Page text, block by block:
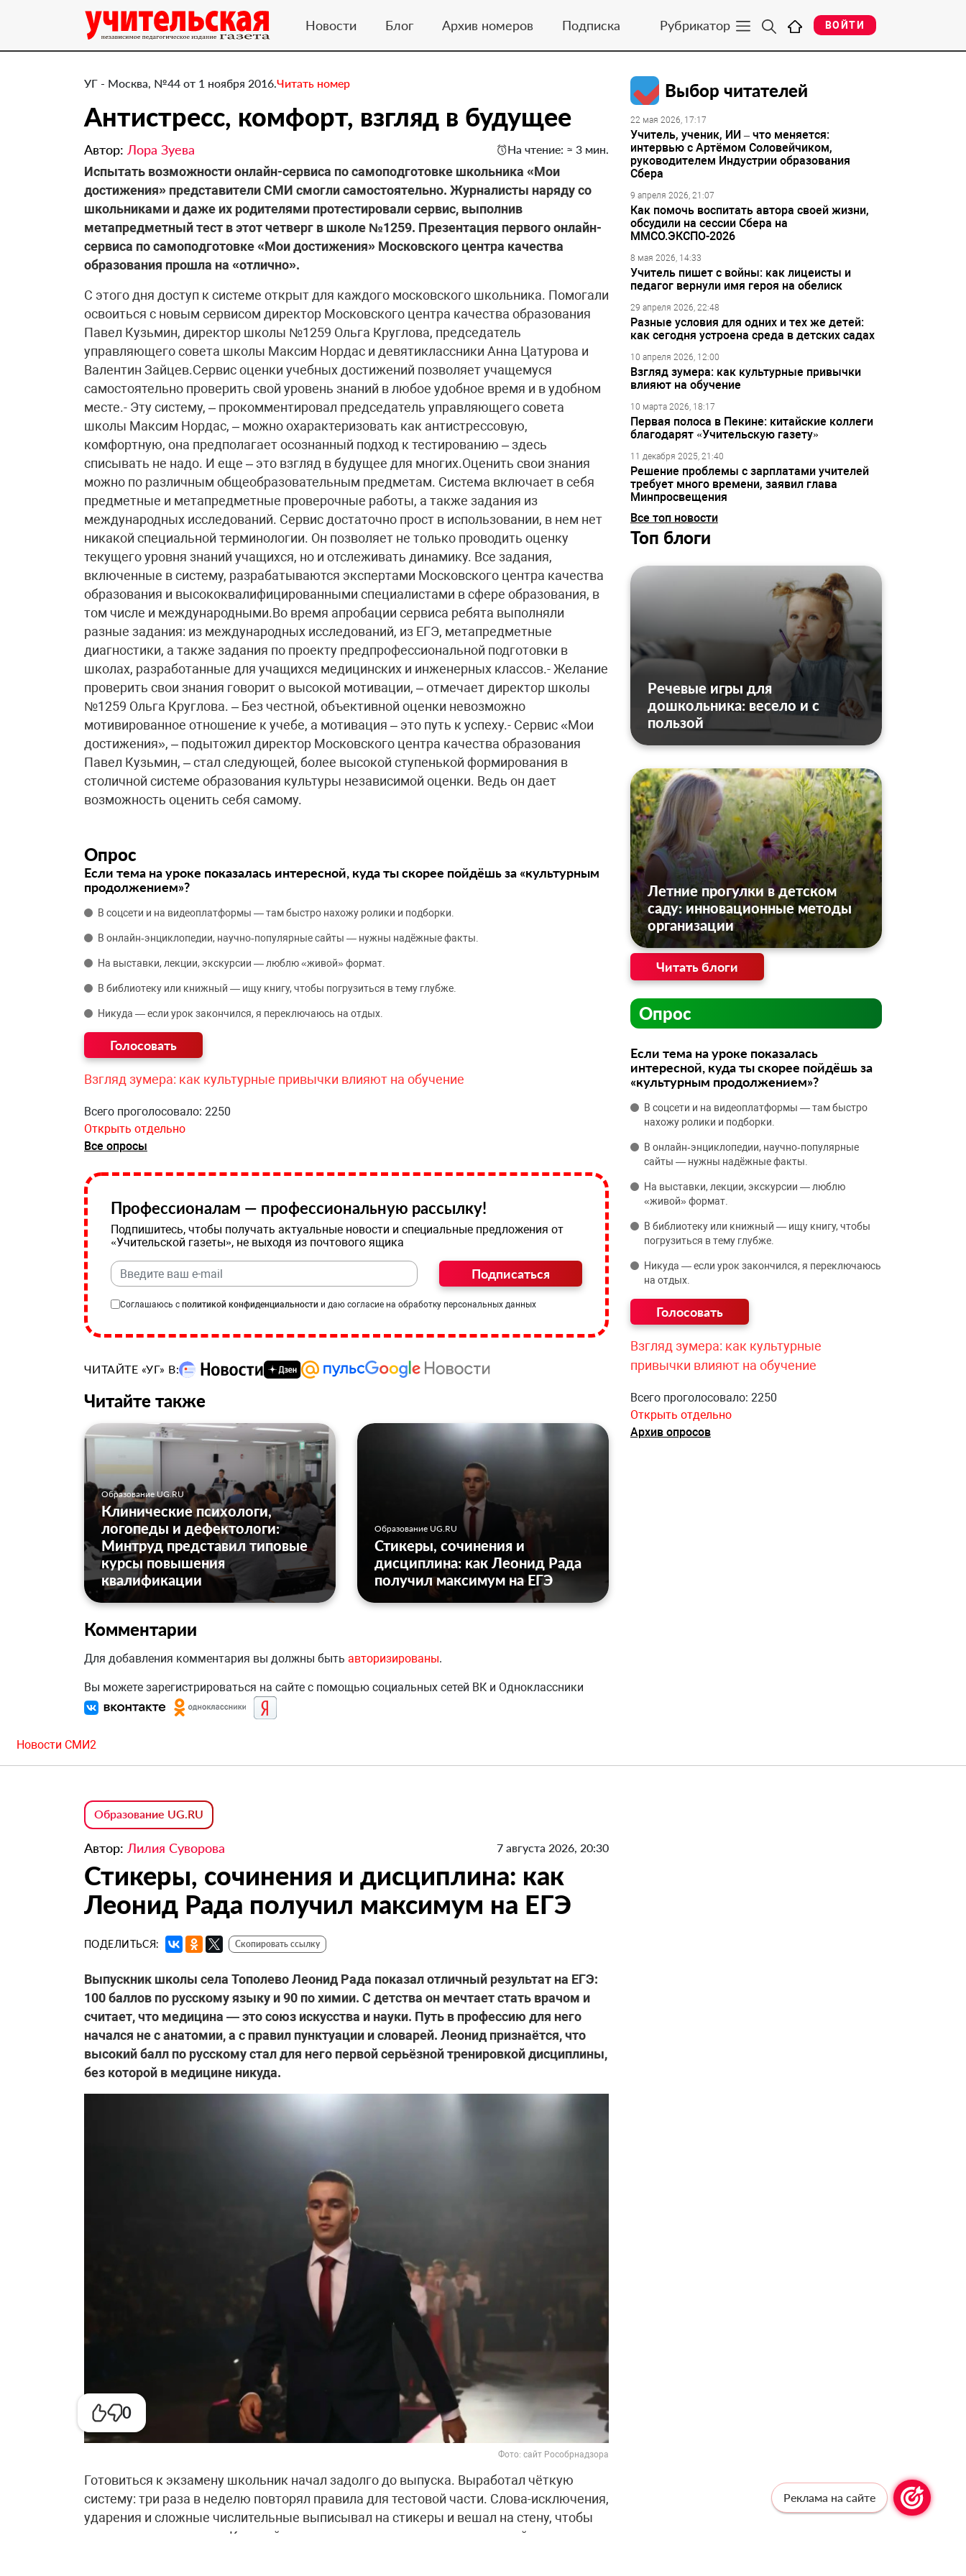
Новости Блог Архив номеров Подписка Рубрикатор ВОЙТИ
0
УГ - Москва, №44 от 1 ноября 2016.Читать номер
Антистресс, комфорт, взгляд в будущее
Автор: Лора Зуева На чтение: ≈ 3 мин.
Испытать возможности онлайн-сервиса по самоподготовке школьника «Мои
достижения» представители СМИ смогли самостоятельно. Журналисты наряду со
школьниками и даже их родителями протестировали сервис, выполнив
метапредметный тест в этот четверг в школе №1259. Презентация первого онлайн-
сервиса по самоподготовке «Мои достижения» Московского центра качества
образования прошла на «отлично».
С этого дня доступ к системе открыт для каждого московского школьника. Помогали
освоиться с новым сервисом директор Московского центра качества образования
Павел Кузьмин, директор школы №1259 Ольга Круглова, председатель
управляющего совета школы Максим Нордас и девятиклассники Анна Цатурова и
Валентин Зайцев.Сервис оценки учебных достижений позволяет учащемуся
самостоятельно проверить свой уровень знаний в любое удобное время и в удобном
месте.- Эту систему, – прокомментировал председатель управляющего совета
школы Максим Нордас, – можно охарактеризовать как антистрессовую,
комфортную, она предполагает осознанный подход к тестированию – здесь
списывать не надо. И еще – это взгляд в будущее для многих.Оценить свои знания
можно по различным общеобразовательным предметам. Система включает в себя
предметные и метапредметные проверочные работы, а также задания из
международных исследований. Сервис достаточно прост в использовании, в нем нет
никакой специальной терминологии. Он позволяет не только проводить оценку
текущего уровня знаний учащихся, но и отслеживать динамику. Все задания,
включенные в систему, разрабатываются экспертами Московского центра качества
образования и высококвалифицированными специалистами в сфере образования, в
том числе и международными.Во время апробации сервиса ребята выполняли
разные задания: из международных исследований, из ЕГЭ, метапредметные
диагностики, а также задания по проекту предпрофессиональной подготовки в
школах, разработанные для учащихся медицинских и инженерных классов.- Желание
проверить свои знания говорит о высокой мотивации, – отмечает директор школы
№1259 Ольга Круглова. – Без честной, объективной оценки невозможно
мотивированное отношение к учебе, а мотивация – это путь к успеху.- Сервис «Мои
достижения», – подытожил директор Московского центра качества образования
Павел Кузьмин, – стал следующей, более высокой ступенькой формирования в
столичной системе образования культуры независимой оценки. Ведь он дает
возможность оценить себя самому.
Опрос
Если тема на уроке показалась интересной, куда ты скорее пойдёшь за «культурным
продолжением»?
В соцсети и на видеоплатформы — там быстро нахожу ролики и подборки.
В онлайн‑энциклопедии, научно‑популярные сайты — нужны надёжные факты.
На выставки, лекции, экскурсии — люблю «живой» формат.
В библиотеку или книжный — ищу книгу, чтобы погрузиться в тему глубже.
Никуда — если урок закончился, я переключаюсь на отдых.
Взгляд зумера: как культурные привычки влияют на обучение
Всего проголосовало: 2250
Открыть отдельно
Все опросы
Профессионалам — профессиональную рассылку!
Подпишитесь, чтобы получать актуальные новости и специальные предложения от
«Учительской газеты», не выходя из почтового ящика
Подписаться
Соглашаюсь с политикой конфиденциальности и даю согласие на обработку персональных данных
ЧИТАЙТЕ «УГ» В:
Читайте также
Образование UG.RU
Клинические психологи,
логопеды и дефектологи:
Минтруд представил типовые
курсы повышения
квалификации
Образование UG.RU
Стикеры, сочинения и
дисциплина: как Леонид Рада
получил максимум на ЕГЭ
Комментарии
Для добавления комментария вы должны быть авторизированы.
Вы можете зарегистрироваться на сайте с помощью социальных сетей ВК и Одноклассники
Выбор читателей
22 мая 2026, 17:17
Учитель, ученик, ИИ – что меняется:
интервью с Артёмом Соловейчиком,
руководителем Индустрии образования
Сбера
9 апреля 2026, 21:07
Как помочь воспитать автора своей жизни,
обсудили на сессии Сбера на
ММСО.ЭКСПО-2026
8 мая 2026, 14:33
Учитель пишет с войны: как лицеисты и
педагог вернули имя героя на обелиск
29 апреля 2026, 22:48
Разные условия для одних и тех же детей:
как сегодня устроена среда в детских садах
10 апреля 2026, 12:00
Взгляд зумера: как культурные привычки
влияют на обучение
10 марта 2026, 18:17
Первая полоса в Пекине: китайские коллеги
благодарят «Учительскую газету»
11 декабря 2025, 21:40
Решение проблемы с зарплатами учителей
требует много времени, заявил глава
Минпросвещения
Все топ новости
Топ блоги
Речевые игры для
дошкольника: весело и с
пользой
Летние прогулки в детском
саду: инновационные методы
организации
Читать блоги
Опрос
Если тема на уроке показалась
интересной, куда ты скорее пойдёшь за
«культурным продолжением»?
В соцсети и на видеоплатформы — там быстро
нахожу ролики и подборки.
В онлайн‑энциклопедии, научно‑популярные
сайты — нужны надёжные факты.
На выставки, лекции, экскурсии — люблю
«живой» формат.
В библиотеку или книжный — ищу книгу, чтобы
погрузиться в тему глубже.
Никуда — если урок закончился, я переключаюсь
на отдых.
Взгляд зумера: как культурные
привычки влияют на обучение
Всего проголосовало: 2250
Открыть отдельно
Архив опросов
Новости СМИ2
Образование UG.RU
Автор: Лилия Суворова 7 августа 2026, 20:30
Стикеры, сочинения и дисциплина: как
Леонид Рада получил максимум на ЕГЭ
ПОДЕЛИТЬСЯ: Скопировать ссылку
Выпускник школы села Тополево Леонид Рада показал отличный результат на ЕГЭ:
100 баллов по русскому языку и 90 по химии. С детства он мечтает стать врачом и
считает, что медицина — это союз искусства и науки. Путь в профессию для него
начался не с анатомии, а с правил пунктуации и словарей. Леонид признаётся, что
высокий балл по русскому стал для него первой серьёзной тренировкой дисциплины,
без которой в медицине никуда.
Фото: сайт Рособрнадзора
Готовиться к экзамену школьник начал задолго до выпуска. Выработал чёткую
систему: три раза в неделю повторял правила для тестовой части. Слова-исключения,
ударения и сложные числительные выписывал на стикеры и вешал на стену, чтобы
запоминать визуально. Каждый день решал по пять вариантов тестовой части, а
Реклама на сайте